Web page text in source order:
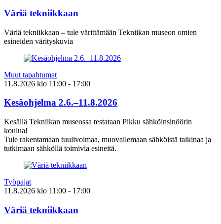
Väriä tekniikkaan
Väriä tekniikkaan – tule värittämään Tekniikan museon omien
esineiden värityskuvia
Muut tapahtumat
11.8.2026 klo 11:00 - 17:00
Kesäohjelma 2.6.–11.8.2026
Kesällä Tekniikan museossa testataan Pikku sähköinsinöörin
koulua!
Tule rakentamaan tuulivoimaa, muovailemaan sähköistä taikinaa ja
tutkimaan sähköllä toimivia esineitä.
Työpajat
11.8.2026 klo 11:00 - 17:00
Väriä tekniikkaan